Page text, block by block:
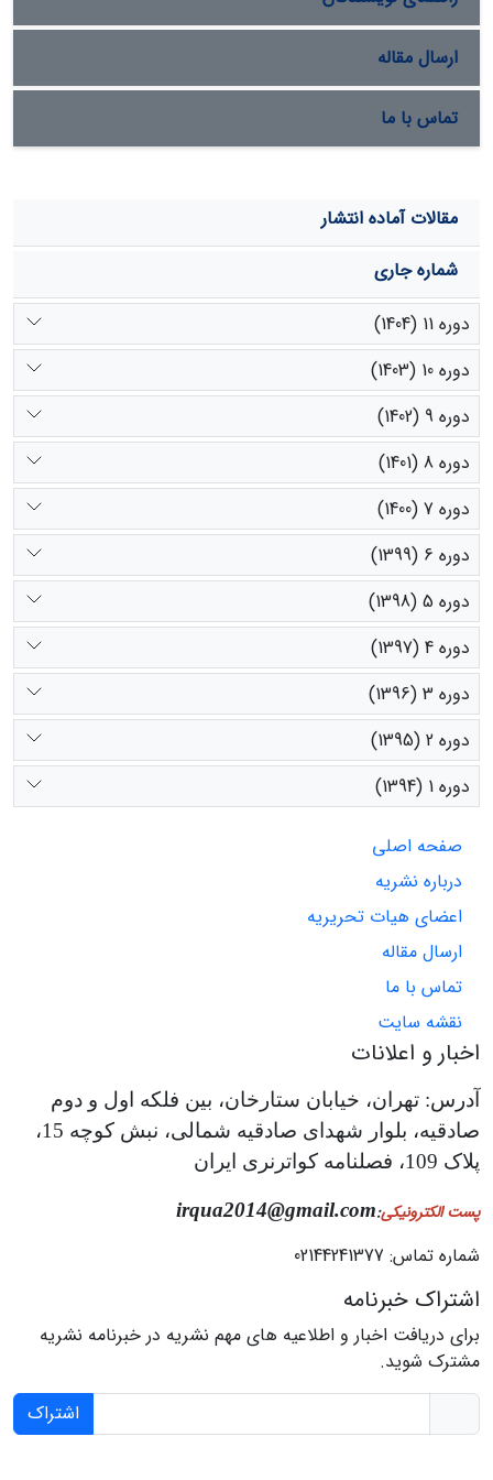
ارسال مقاله
تماس با ما
مقالات آماده انتشار
شماره جاری
دوره 11 (1404)
دوره 10 (1403)
دوره 9 (1402)
دوره 8 (1401)
دوره 7 (1400)
دوره 6 (1399)
دوره 5 (1398)
دوره 4 (1397)
دوره 3 (1396)
دوره 2 (1395)
دوره 1 (1394)
صفحه اصلی
درباره نشریه
اعضای هیات تحریریه
ارسال مقاله
تماس با ما
نقشه سایت
اخبار و اعلانات
آدرس: تهران، خیابان ستارخان، بین فلکه اول و دوم
صادقیه، بلوار شهدای صادقیه شمالی، نبش کوچه 15،
پلاک 109، فصلنامه کواترنری ایران
پست الکترونیکی:
irqua2014@gmail.com
شماره تماس: 02144241377
اشتراک خبرنامه
برای دریافت اخبار و اطلاعیه های مهم نشریه در خبرنامه نشریه
مشترک شوید.
اشتراک